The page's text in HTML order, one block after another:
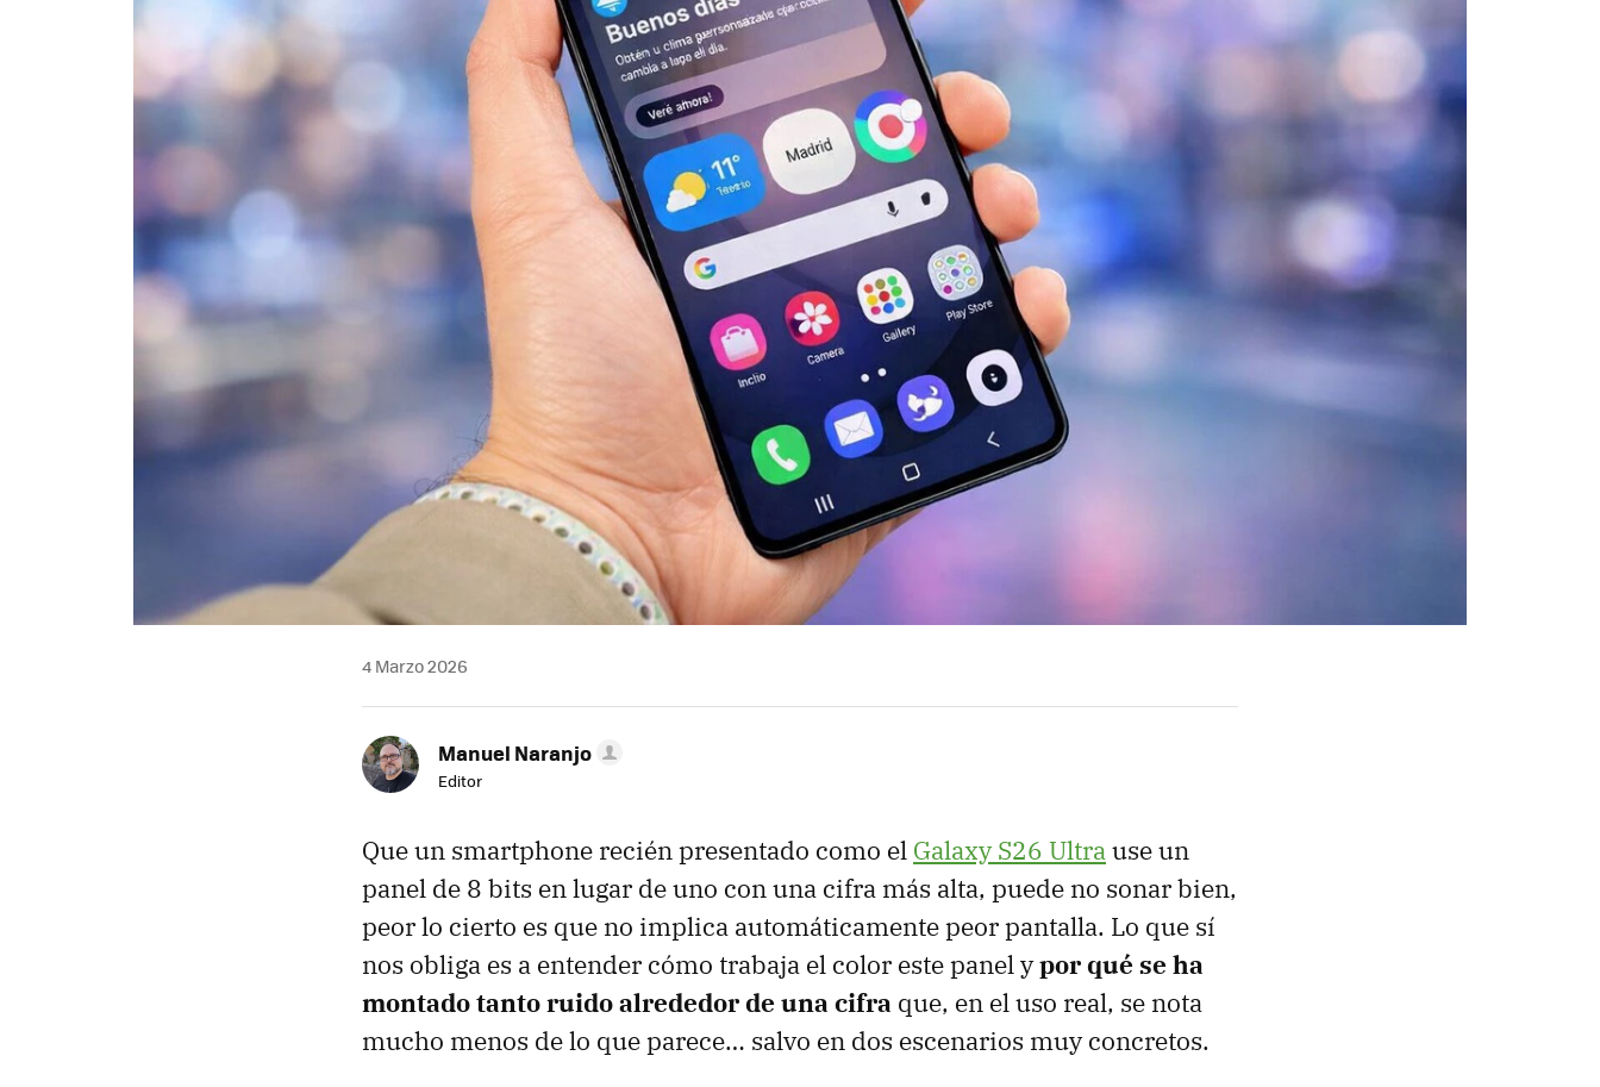
4 Marzo 2026
Manuel Naranjo
Editor
Que un smartphone recién presentado como el Galaxy S26 Ultrause un
panel de 8 bits en lugar de uno con una cifra más alta, puede no sonar bien,
peor lo cierto es que no implica automáticamente peor pantalla. Lo que sí
nos obliga es a entender cómo trabaja el color este panel ypor qué se ha
montado tanto ruido alrededor de una cifra que, en el uso real, se nota
mucho menos de lo que parece… salvo en dos escenarios muy concretos.